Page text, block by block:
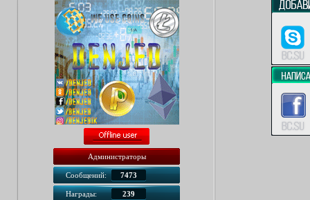
Администраторы
Сообщений: 7473
Награды: 239